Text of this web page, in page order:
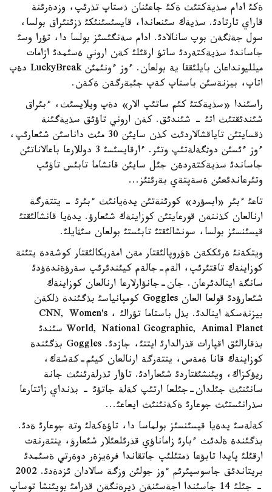
ةكئ ادام سذيةكتئث ةكئ جاعئنان ذستاپ تذرئپ، وزدةرئنة
قاراي تارتادئ. سذيةك سئنعاندا، قايسئسئنئكئ ذزئنئراق بولسا،
سول جةثگةن بوپ سانالادئ. ادام سةنگئسئز بولسا دا، تؤرا وسئ
جاساندئ سذيةكتةردئ ساتؤ ارقئلئ كةن اروني ةسئمدئ ازامات
ميلليونداعان بايلئققا ية بولعان. ءوز ءونئمئن LuckyBreak دةپ
اتاپ، بيزنةسئن باستاپ كةپ جئبةرگةن ةكةن.
راسئندا «سذيةكتئ كئم ساتئپ الار» دةپ ويلايسئث، ءبئراق
شئندئقتئث اتئ - شئندئق. كةن اروني تاؤئق سذيةگئنة
ذقسايتئن تاياقشالاردئث كذن سايئن 30 مئث داناسئن شئعارئپ،
ءوز ءئسئن دوثگةلةتئپ وتئر. ءارقايسئسئ 3 دوللارعا باعالاناتئن
جاساندئ سذيةكتةردةن جئل سايئن قانشاما تابئس تاؤئپ
وتئرعاندئعئن ةسةپتةي بةرئثئز...
تاعئ ءبئر «ابسؤرد» كورئنةتئن يدةيانئث ءبئرئ - يتتةرگة
ارنالعان كذننةن قورعايتئن كوزاينةك شئعارؤ. يدةيا قانشالئقتئ
قيسئنسئز بولسا، سونشالئقتئ تابئستئ بولعان سئثايلئ.
ويتكةنئ ةرئككةن ةؤروپالئقتار مةن امةريكالئقتار كوشةدة يتئنة
كوزاينةك تاقتئرئپ، الةم-جالةم كيئندئرئپ سةرؤةندةؤدئ
سانگة اينالدئرعان. جان-جانؤارلارعا ارنالعان كوزاينةك
شئعارؤدئ قولعا العان Goggles كومپانياسئ بذگئندة ذلكةن
بيزنةسكة اينالدئ. بذل باستاما تؤرالئ ، CNN, Women's
World, National Geographic, Animal Planet سئندئ
بذقارالئق اقپارات قذرالدارئ ايتتئ، جازدئ. Goggles بذگئندة
كوزاينةك قانا ةمةس، يتتةرگة ارنالعان كيئم-كةشةك،
ريؤكزاك، ويئنشئقتاردئ شئعارادئ. تاؤار تذرلةرئنئث جانة
سانئنئث جئلدان-جئلعا ارتئپ كةلة جاتؤئ - بذنداي زاتتارعا
سذرانئستئث جوعارئ ةكةنئنئث ايعاعئ...
كةلةسئ يدةيا قيسئنسئز بولماسا دا، تاؤةكةلئ وتة جوعارئ ةدئ.
بذگئندة ةلدئث ءبارئ زاماناؤي قذرئلعئلار شئعارؤ، ينتةرنةت
ارقئلئ پايدا تابؤعا ذمتئلئپ جاتقاندا فرةيزةر دوةرتي ةسئمدئ
بريتاندئق جاسوسپئرئم ءوز جولئن وزگة سالادان ئزدةدئ. 2002
- جئلئ 14 جاسئندا اجةسئنةن ذيرةنگةن قذرامئ بويئنشا توساپ